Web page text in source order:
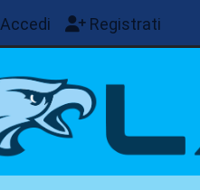
Accedi Registrati